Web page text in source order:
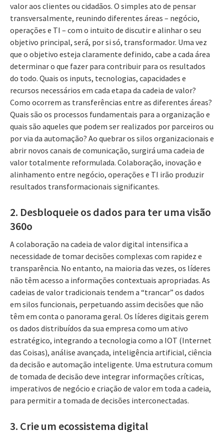
valor aos clientes ou cidadãos. O simples ato de pensar
transversalmente, reunindo diferentes áreas – negócio,
operações e TI – com o intuito de discutir e alinhar o seu
objetivo principal, será, por si só, transformador. Uma vez
que o objetivo esteja claramente definido, cabe a cada área
determinar o que fazer para contribuir para os resultados
do todo. Quais os inputs, tecnologias, capacidades e
recursos necessários em cada etapa da cadeia de valor?
Como ocorrem as transferências entre as diferentes áreas?
Quais são os processos fundamentais para a organização e
quais são aqueles que podem ser realizados por parceiros ou
por via da automação? Ao quebrar os silos organizacionais e
abrir novos canais de comunicação, surgirá uma cadeia de
valor totalmente reformulada. Colaboração, inovação e
alinhamento entre negócio, operações e TI irão produzir
resultados transformacionais significantes.
2. Desbloqueie os dados para ter uma visão
360o
A colaboração na cadeia de valor digital intensifica a
necessidade de tomar decisões complexas com rapidez e
transparência. No entanto, na maioria das vezes, os líderes
não têm acesso a informações contextuais apropriadas. As
cadeias de valor tradicionais tendem a “trancar” os dados
em silos funcionais, perpetuando assim decisões que não
têm em conta o panorama geral. Os líderes digitais gerem
os dados distribuídos da sua empresa como um ativo
estratégico, integrando a tecnologia como a IOT (Internet
das Coisas), análise avançada, inteligência artificial, ciência
da decisão e automação inteligente. Uma estrutura comum
de tomada de decisão deve integrar informações críticas,
imperativos de negócio e criação de valor em toda a cadeia,
para permitir a tomada de decisões interconectadas.
3. Crie um ecossistema digital